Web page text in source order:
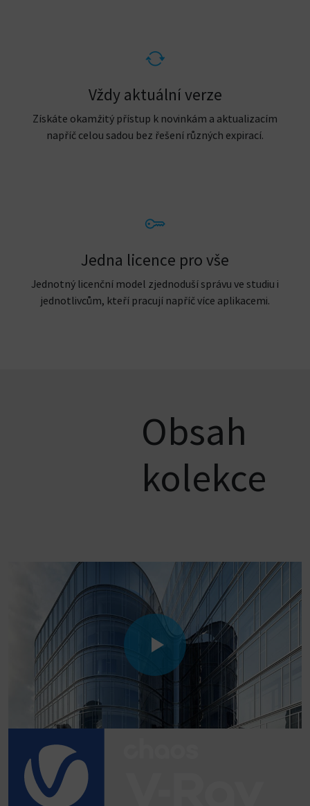
Vždy aktuální verze
Získáte okamžitý přístup k novinkám a aktualizacím
napříč celou sadou bez řešení různých expirací.
Jedna licence pro vše
Jednotný licenční model zjednoduší správu ve studiu i
jednotlivcům, kteří pracují napříč více aplikacemi.
Obsah
kolekce